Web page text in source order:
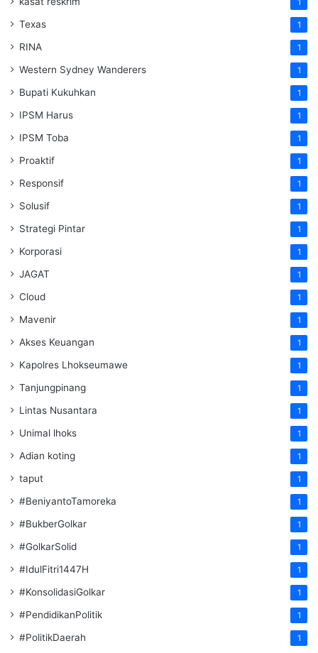
1
Texas 1
RINA 1
Western Sydney Wanderers 1
Bupati Kukuhkan 1
IPSM Harus 1
IPSM Toba 1
Proaktif 1
Responsif 1
Solusif 1
Strategi Pintar 1
Korporasi 1
JAGAT 1
Cloud 1
Mavenir 1
Akses Keuangan 1
Kapolres Lhokseumawe 1
Tanjungpinang 1
Lintas Nusantara 1
Unimal lhoks 1
Adian koting 1
taput 1
#BeniyantoTamoreka 1
#BukberGolkar 1
#GolkarSolid 1
#IdulFitri1447H 1
#KonsolidasiGolkar 1
#PendidikanPolitik 1
#PolitikDaerah 1